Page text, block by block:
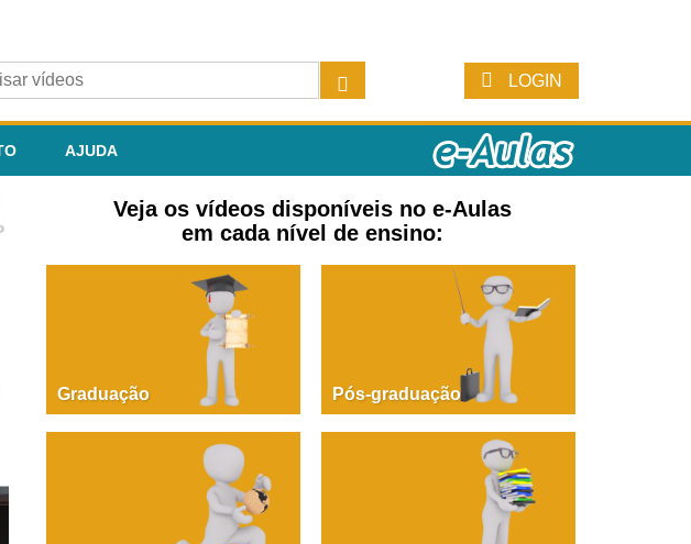
LOGIN
AJUDA
PAOLA GIUSTINA BACCIN
Veja os vídeos disponíveis no e-Aulas
em cada nível de ensino:
Graduação Pós-graduação